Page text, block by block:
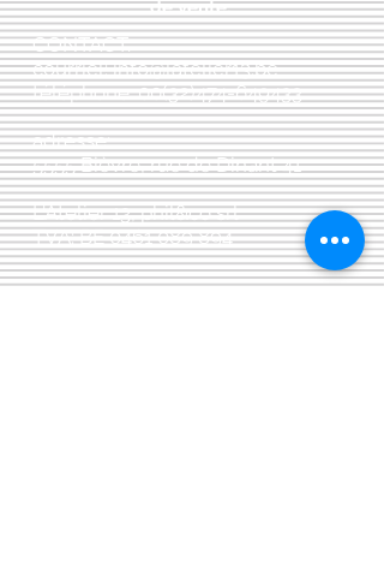
de vente::
CONTACT:
courriel:info@latelier13.be
téléphone:00(32)474-649433
adresse:
5555 Bièvre, rue de Dinant 41
L'Atelier 13, phil&co srl
TVA: BE0461 089 894